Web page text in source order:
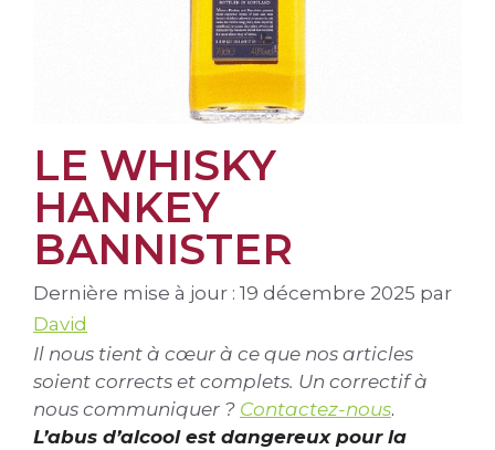
LE WHISKY
HANKEY
BANNISTER
Dernière mise à jour : 19 décembre 2025 par
David
Il nous tient à cœur à ce que nos articles
soient corrects et complets. Un correctif à
nous communiquer ? Contactez-nous.
L’abus d’alcool est dangereux pour la